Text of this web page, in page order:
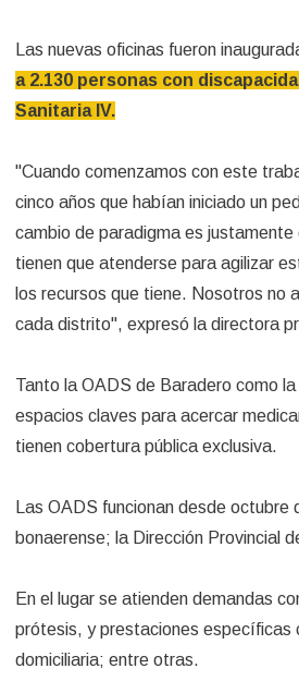
Las nuevas oficinas fueron
a 2.130 personas con
Sanitaria IV.
"Cuando comenzamos con este
cinco años que habían iniciado un
cambio de paradigma es
tienen que atenderse para agilizar
los recursos que tiene. Nosotros no
cada distrito", expresó la directora
Tanto la OADS de Baradero como
espacios claves para acercar
tienen cobertura pública exclusiva.
Las OADS funcionan desde
bonaerense; la Dirección Provincial
En el lugar se atienden demandas
prótesis, y prestaciones específicas
domiciliaria; entre otras.